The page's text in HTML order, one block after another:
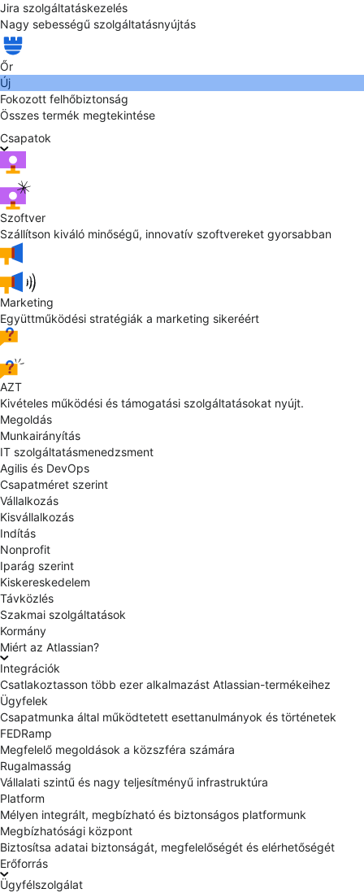
Jira szolgáltatáskezelés
Nagy sebességű szolgáltatásnyújtás
Őr
Új
Fokozott felhőbiztonság
Összes termék megtekintése
Csapatok
Szoftver
Szállítson kiváló minőségű, innovatív szoftvereket gyorsabban
Marketing
Együttműködési stratégiák a marketing sikeréért
AZT
Kivételes működési és támogatási szolgáltatásokat nyújt.
Megoldás
Munkairányítás
IT szolgáltatásmenedzsment
Agilis és DevOps
Csapatméret szerint
Vállalkozás
Kisvállalkozás
Indítás
Nonprofit
Iparág szerint
Kiskereskedelem
Távközlés
Szakmai szolgáltatások
Kormány
Miért az Atlassian?
Integrációk
Csatlakoztasson több ezer alkalmazást Atlassian-termékeihez
Ügyfelek
Csapatmunka által működtetett esettanulmányok és történetek
FEDRamp
Megfelelő megoldások a közszféra számára
Rugalmasság
Vállalati szintű és nagy teljesítményű infrastruktúra
Platform
Mélyen integrált, megbízható és biztonságos platformunk
Megbízhatósági központ
Biztosítsa adatai biztonságát, megfelelőségét és elérhetőségét
Erőforrás
Ügyfélszolgálat